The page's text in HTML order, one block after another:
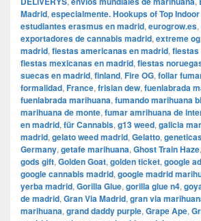
Madrid, especialmente. Hookups of Top
estudiantes erasmus en madrid, eurogrow.es,
exportadores de cannabis madrid, extreme og
madrid, fiestas americanas en madrid, fiestas
fiestas mexicanas en madrid, fiestas
suecas en madrid, finland, Fire OG, follar
formalidad, France, frisian dew, fuenlabrada
fuenlabrada marihuana, fumando marihuana
marihuana de monte, fumar amrihuana de
en madrid, für Cannabis, g13 weed, galicia
madrid, gelato weed madrid, Gelatto,
Germany, getafe marihuana, Ghost Train Haze,
gods gift, Golden Goat, golden ticket, google
google cannabis madrid, google madrid
yerba madrid, Gorilla Glue, gorilla glue n4,
de madrid, ​​Gran Via Madrid, gran via
marihuana, grand daddy purple, Grape Ape,